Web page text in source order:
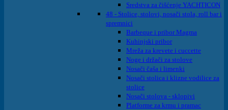
Sredstva za čišćenje YACHTICON
48 - Stolice, stolovi, nosači stola, roll bar i
spremnici
Barbeque i pribor Magma
Kuhinjski pribor
Mreža za krevete i cuccette
Noge i držači za stolove
Nosači čaša i limenki
Nosači stolica i klizne vodilice za
stolice
Nosači stolova - sklopivi
Platforme za krmu i pramac